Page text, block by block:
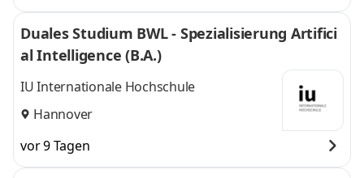
Duales Studium BWL - Spezialisierung Artifici
al Intelligence (B.A.)
IU Internationale Hochschule
Hannover
vor 9 Tagen